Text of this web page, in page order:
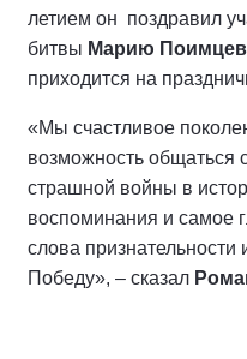
летием он поздравил
битвы Марию
приходится на
«Мы счастливое
возможность общаться
страшной войны в
воспоминания и самое
слова признательности
Победу», – сказал